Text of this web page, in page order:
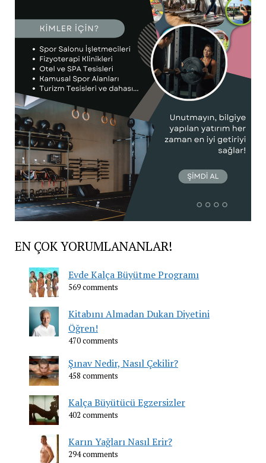
EN ÇOK YORUMLANANLAR!
Evde Kalça Büyütme Programı
569 comments
Kitabını Almadan Dukan Diyetini
Öğren!
470 comments
Şınav Nedir, Nasıl Çekilir?
458 comments
Kalça Büyütücü Egzersizler
402 comments
Karın Yağları Nasıl Erir?
294 comments